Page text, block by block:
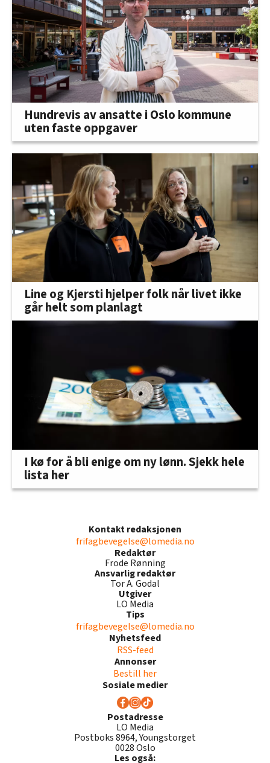
Hundrevis av ansatte i Oslo kommune
uten faste oppgaver
Line og Kjersti hjelper folk når livet ikke
går helt som planlagt
I kø for å bli enige om ny lønn. Sjekk hele
lista her
Kontakt redaksjonen
frifagbevegelse@lomedia.no
Redaktør
Frode Rønning
Ansvarlig redaktør
Tor A. Godal
Utgiver
LO Media
Tips
frifagbevegelse@lomedia.no
Nyhetsfeed
RSS-feed
Annonser
Bestill her
Sosiale medier
Postadresse
LO Media
Postboks 8964, Youngstorget
0028 Oslo
Les også: